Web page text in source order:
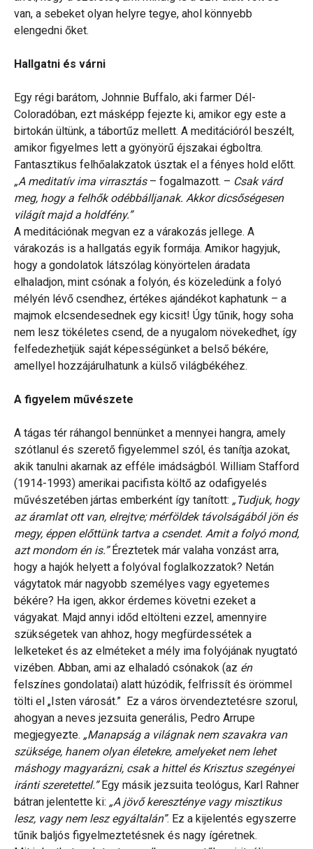
van, a sebeket olyan helyre tegye, ahol könnyebb
elengedni őket.
Hallgatni és várni
Egy régi barátom, Johnnie Buffalo, aki farmer Dél-
Coloradóban, ezt másképp fejezte ki, amikor egy este a
birtokán ültünk, a tábortűz mellett. A meditációról beszélt,
amikor figyelmes lett a gyönyörű éjszakai égboltra.
Fantasztikus felhőalakzatok úsztak el a fényes hold előtt.
„A meditatív ima virrasztás– fogalmazott. – Csak várd
meg, hogy a felhők odébbálljanak. Akkor dicsőségesen
világít majd a holdfény.”
A meditációnak megvan ez a várakozás jellege. A
várakozás is a hallgatás egyik formája. Amikor hagyjuk,
hogy a gondolatok látszólag könyörtelen áradata
elhaladjon, mint csónak a folyón, és közeledünk a folyó
mélyén lévő csendhez, értékes ajándékot kaphatunk – a
majmok elcsendesednek egy kicsit! Úgy tűnik, hogy soha
nem lesz tökéletes csend, de a nyugalom növekedhet, így
felfedezhetjük saját képességünket a belső békére,
amellyel hozzájárulhatunk a külső világbékéhez.
A figyelem művészete
A tágas tér ráhangol bennünket a mennyei hangra, amely
szótlanul és szerető figyelemmel szól, és tanítja azokat,
akik tanulni akarnak az efféle imádságból. William Stafford
(1914-1993) amerikai pacifista költő az odafigyelés
művészetében jártas emberként így tanított: „Tudjuk, hogy
az áramlat ott van, elrejtve; mérföldek távolságából jön és
megy, éppen előttünk tartva a csendet. Amit a folyó mond,
azt mondom én is.”Éreztetek már valaha vonzást arra,
hogy a hajók helyett a folyóval foglalkozzatok? Netán
vágytatok már nagyobb személyes vagy egyetemes
békére? Ha igen, akkor érdemes követni ezeket a
vágyakat. Majd annyi időd eltölteni ezzel, amennyire
szükségetek van ahhoz, hogy megfürdessétek a
lelketeket és az elméteket a mély ima folyójának nyugtató
vizében. Abban, ami az elhaladó csónakok (az én
felszínes gondolatai) alatt húzódik, felfrissít és örömmel
tölti el „Isten városát.” Ez a város örvendeztetésre szorul,
ahogyan a neves jezsuita generális, Pedro Arrupe
megjegyezte. „Manapság a világnak nem szavakra van
szüksége, hanem olyan életekre, amelyeket nem lehet
máshogy magyarázni, csak a hittel és Krisztus szegényei
iránti szeretettel.”Egy másik jezsuita teológus, Karl Rahner
bátran jelentette ki: „A jövő kereszténye vagy misztikus
lesz, vagy nem lesz egyáltalán”. Ez a kijelentés egyszerre
tűnik baljós figyelmeztetésnek és nagy ígéretnek.